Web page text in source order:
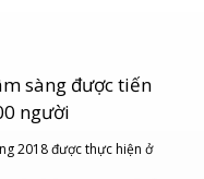
sàng được tiến
người
2018 được thực hiện ở